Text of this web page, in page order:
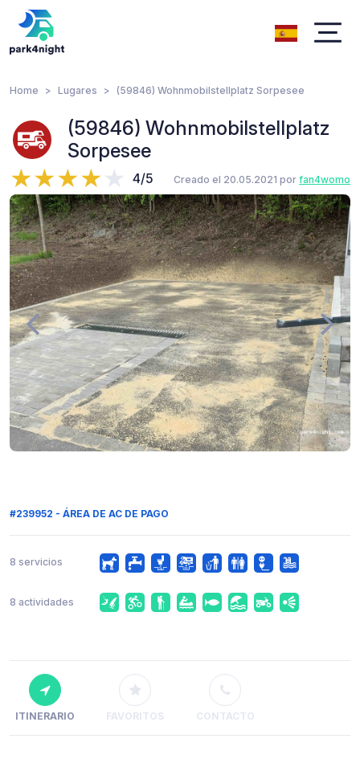
Home Lugares (59846) Wohnmobilstellplatz Sorpesee
(59846) Wohnmobilstellplatz
Sorpesee
4/5 Creado el 20.05.2021 por fan4womo
#239952 - ÁREA DE AC DE PAGO
8 servicios
8 actividades
ITINERARIO FAVORITOS CONTACTO